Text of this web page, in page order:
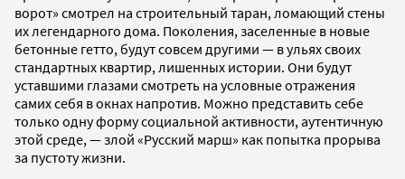
ворот» смотрел на строительный таран, ломающий стены
их легендарного дома. Поколения, заселенные в новые
бетонные гетто, будут совсем другими — в ульях своих
стандартных квартир, лишенных истории. Они будут
уставшими глазами смотреть на условные отражения
самих себя в окнах напротив. Можно представить себе
только одну форму социальной активности, аутентичную
этой среде, — злой «Русский марш» как попытка прорыва
за пустоту жизни.